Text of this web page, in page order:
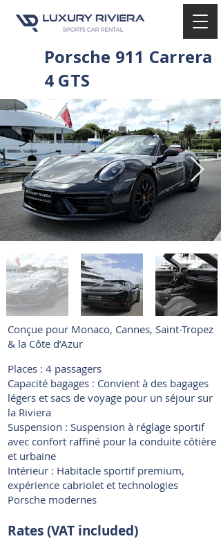
Porsche 911 Carrera
4 GTS
Conçue pour Monaco, Cannes, Saint-Tropez
& la Côte d’Azur
Places : 4 passagers
Capacité bagages : Convient à des bagages
légers et sacs de voyage pour un séjour sur
la Riviera
Suspension : Suspension à réglage sportif
avec confort raffiné pour la conduite côtière
et urbaine
Intérieur : Habitacle sportif premium,
expérience cabriolet et technologies
Porsche modernes
Rates (VAT included)